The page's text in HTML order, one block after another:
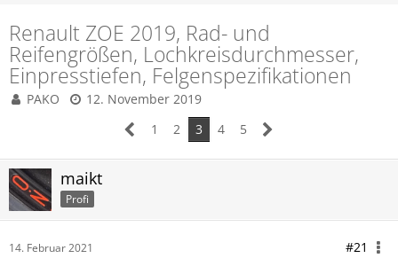
Renault ZOE 2019, Rad- und
Reifengrößen, Lochkreisdurchmesser,
Einpresstiefen, Felgenspezifikationen
PAKO
12. November 2019
1
2 3 4 5
maikt
Profi
14. Februar 2021 #21